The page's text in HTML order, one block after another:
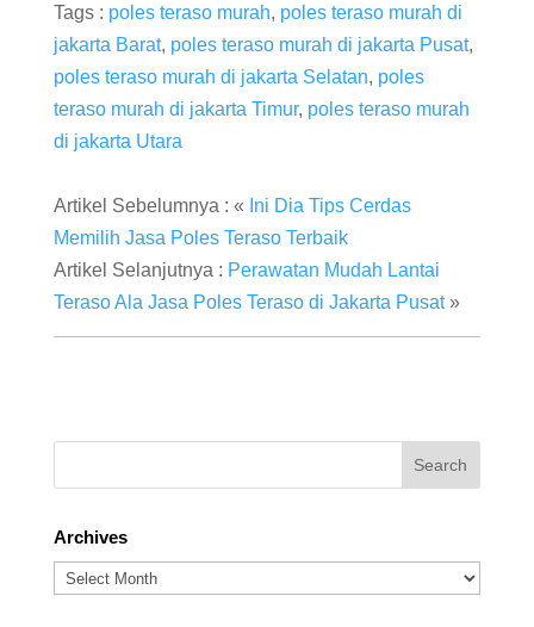
Tags : poles teraso murah, poles teraso murah di
jakarta Barat, poles teraso murah di jakarta Pusat,
poles teraso murah di jakarta Selatan, poles
teraso murah di jakarta Timur, poles teraso murah
di jakarta Utara
Artikel Sebelumnya : « Ini Dia Tips Cerdas
Memilih Jasa Poles Teraso Terbaik
Artikel Selanjutnya : Perawatan Mudah Lantai
Teraso Ala Jasa Poles Teraso di Jakarta Pusat»
Archives
Archives